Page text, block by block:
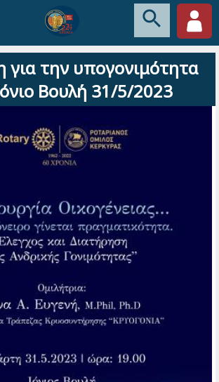
για την υπογονιμότητα
Βουλή 31/5/2023